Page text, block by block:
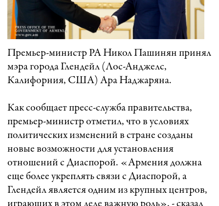
Премьер-министр РА Никол Пашинян принял
мэра города Глендейл (Лос-Анджелс,
Калифорния, США) Ара Наджаряна.
Как сообщает пресс-служба правительства,
премьер-министр отметил, что в условиях
политических изменений в стране созданы
новые возможности для установления
отношений с Диаспорой. «Армения должна
еще более укреплять связи с Диаспорой, а
Глендейл является одним из крупных центров,
играющих в этом деле важную роль», - сказал